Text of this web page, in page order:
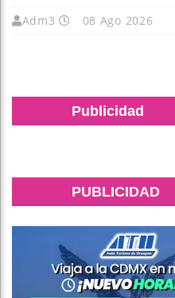
Adm3 08 Ago 2026
Publicidad
PUBLICIDAD